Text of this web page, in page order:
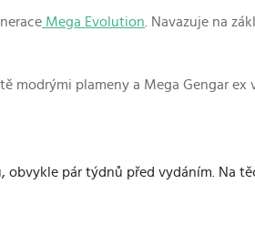
Mega Evolution . Navazuje na
modrými plameny a Mega Gengar ex
obvykle pár týdnů před vydáním. Na